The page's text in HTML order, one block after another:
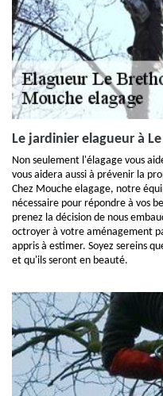
Le jardinier elagueur à
Non seulement l'élagage vous
vous aidera aussi à prévenir la
Chez Mouche elagage, notre
nécessaire pour répondre à vos
prenez la décision de nous
octroyer à votre aménagement
appris à estimer. Soyez sereins
et qu'ils seront en beauté.